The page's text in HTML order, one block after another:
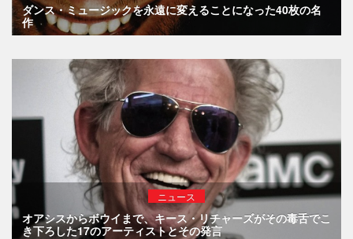
ダンス・ミュージックを永遠に変えることになった40枚の名
作
ニュース
オアシスからボウイまで、キース・リチャーズがその毒舌でこ
き下ろした17のアーティストとその発言